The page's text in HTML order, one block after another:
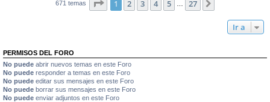
671 temas Página de 27
1 2 3 4 5 27
Ir a
PERMISOS DEL FORO
No puede abrir nuevos temas en este Foro
No puede responder a temas en este Foro
No puede editar sus mensajes en este Foro
No puede borrar sus mensajes en este Foro
No puede enviar adjuntos en este Foro